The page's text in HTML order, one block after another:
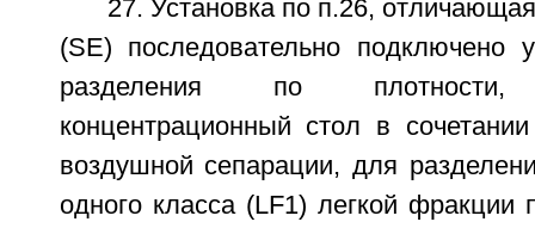
27. Установка по п.26,
(SE) последовательно подключено
разделения по плотности,
концентрационный стол в
воздушной сепарации, для
одного класса (LF1) легкой